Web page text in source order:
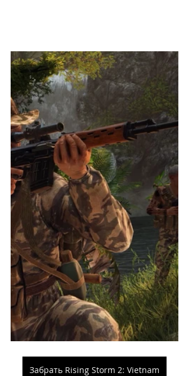
Забрать Rising Storm 2: Vietnam